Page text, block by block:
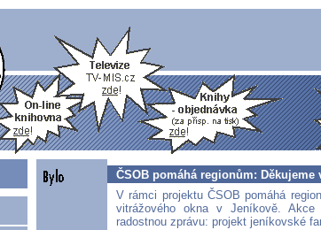
ČSOB pomáhá regionům: Děkujeme
V rámci projektu ČSOB pomáhá
vitrážového okna v Jeníkově.
radostnou zprávu: projekt jeníkovské